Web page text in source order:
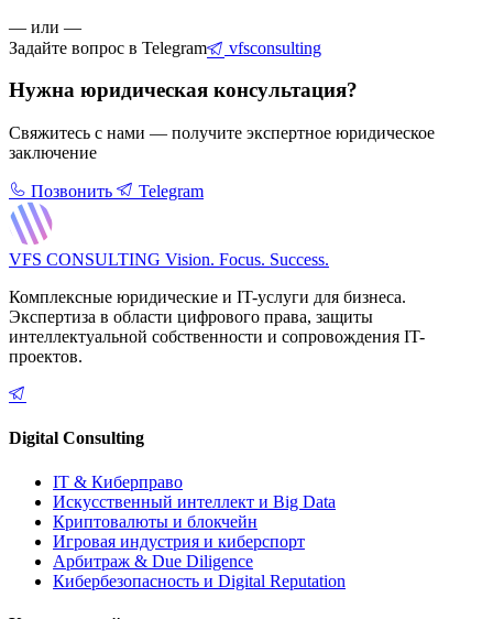
— или —
Задайте вопрос в Telegram
vfsconsulting
Нужна юридическая консультация?
Свяжитесь с нами — получите экспертное юридическое
заключение
Позвонить Telegram
VFS CONSULTING Vision. Focus. Success.
Комплексные юридические и IT-услуги для бизнеса.
Экспертиза в области цифрового права, защиты
интеллектуальной собственности и сопровождения IT-
проектов.
Digital Consulting
IT & Киберправо
Искусственный интеллект и Big Data
Криптовалюты и блокчейн
Игровая индустрия и киберспорт
Арбитраж & Due Diligence
Кибербезопасность и Digital Reputation